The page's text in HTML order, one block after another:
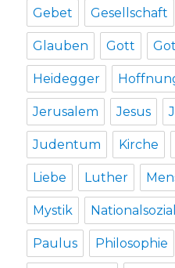
Gebet Gesellschaft
Glauben Gott
Heidegger
Jerusalem Jesus
Judentum Kirche
Liebe Luther
Mystik
Paulus Philosophie